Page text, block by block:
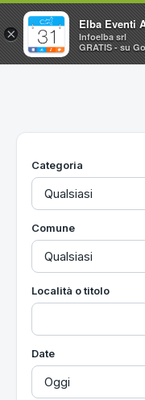
Home
Utilità
Categoria
Comune
Località o titolo
Date
×
Elba Eventi
Infoelba srl
GRATIS - su